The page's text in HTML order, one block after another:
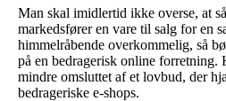
Man skal imidlertid ikke overse, at
markedsfører en vare til salg for en
himmelråbende overkommelig, så
på en bedragerisk online forretning.
mindre omsluttet af et lovbud, der
bedrageriske e-shops.